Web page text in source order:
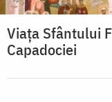
Viața Sfântului
Capadociei